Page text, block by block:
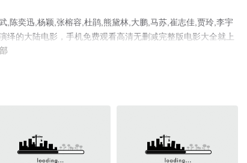
,陈奕迅,杨颖,张榕容,杜鹃,熊黛林,大鹏,马苏,崔志佳,贾玲,李宇
的大陆电影，手机免费观看高清无删减完整版电影大全就上